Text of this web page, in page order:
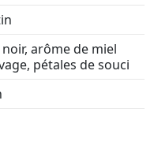
noir, arôme de miel
pétales de souci